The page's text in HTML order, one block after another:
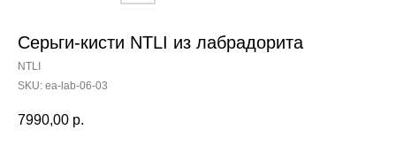
Серьги-кисти NTLI из лабрадорита
NTLI
SKU: ea-lab-06-03
7990,00 р.